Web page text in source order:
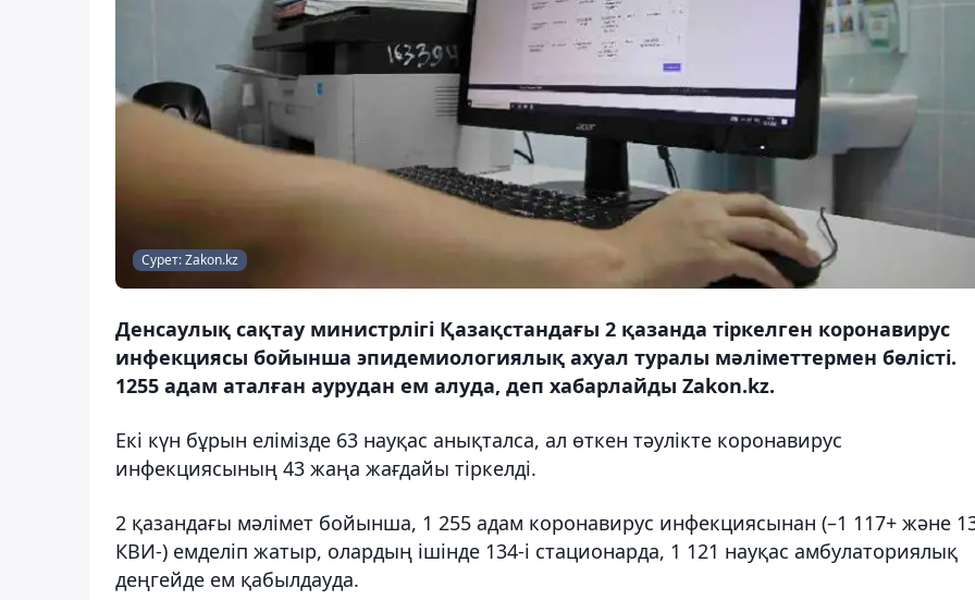
Сурет: Zakon.kz
Денсаулық сақтау министрлігі Қазақстандағы 2 қазанда тіркелген коронавирус
инфекциясы бойынша эпидемиологиялық ахуал туралы мәліметтермен бөлісті.
1255 адам аталған аурудан ем алуда, деп хабарлайды Zakon.kz.
Екі күн бұрын елімізде 63 науқас анықталса, ал өткен тәулікте коронавирус
инфекциясының 43 жаңа жағдайы тіркелді.
2 қазандағы мәлімет бойынша, 1 255 адам коронавирус инфекциясынан (–1 117+ және
КВИ-) емделіп жатыр, олардың ішінде 134-і стационарда, 1 121 науқас амбулаториялық
деңгейде ем қабылдауда.